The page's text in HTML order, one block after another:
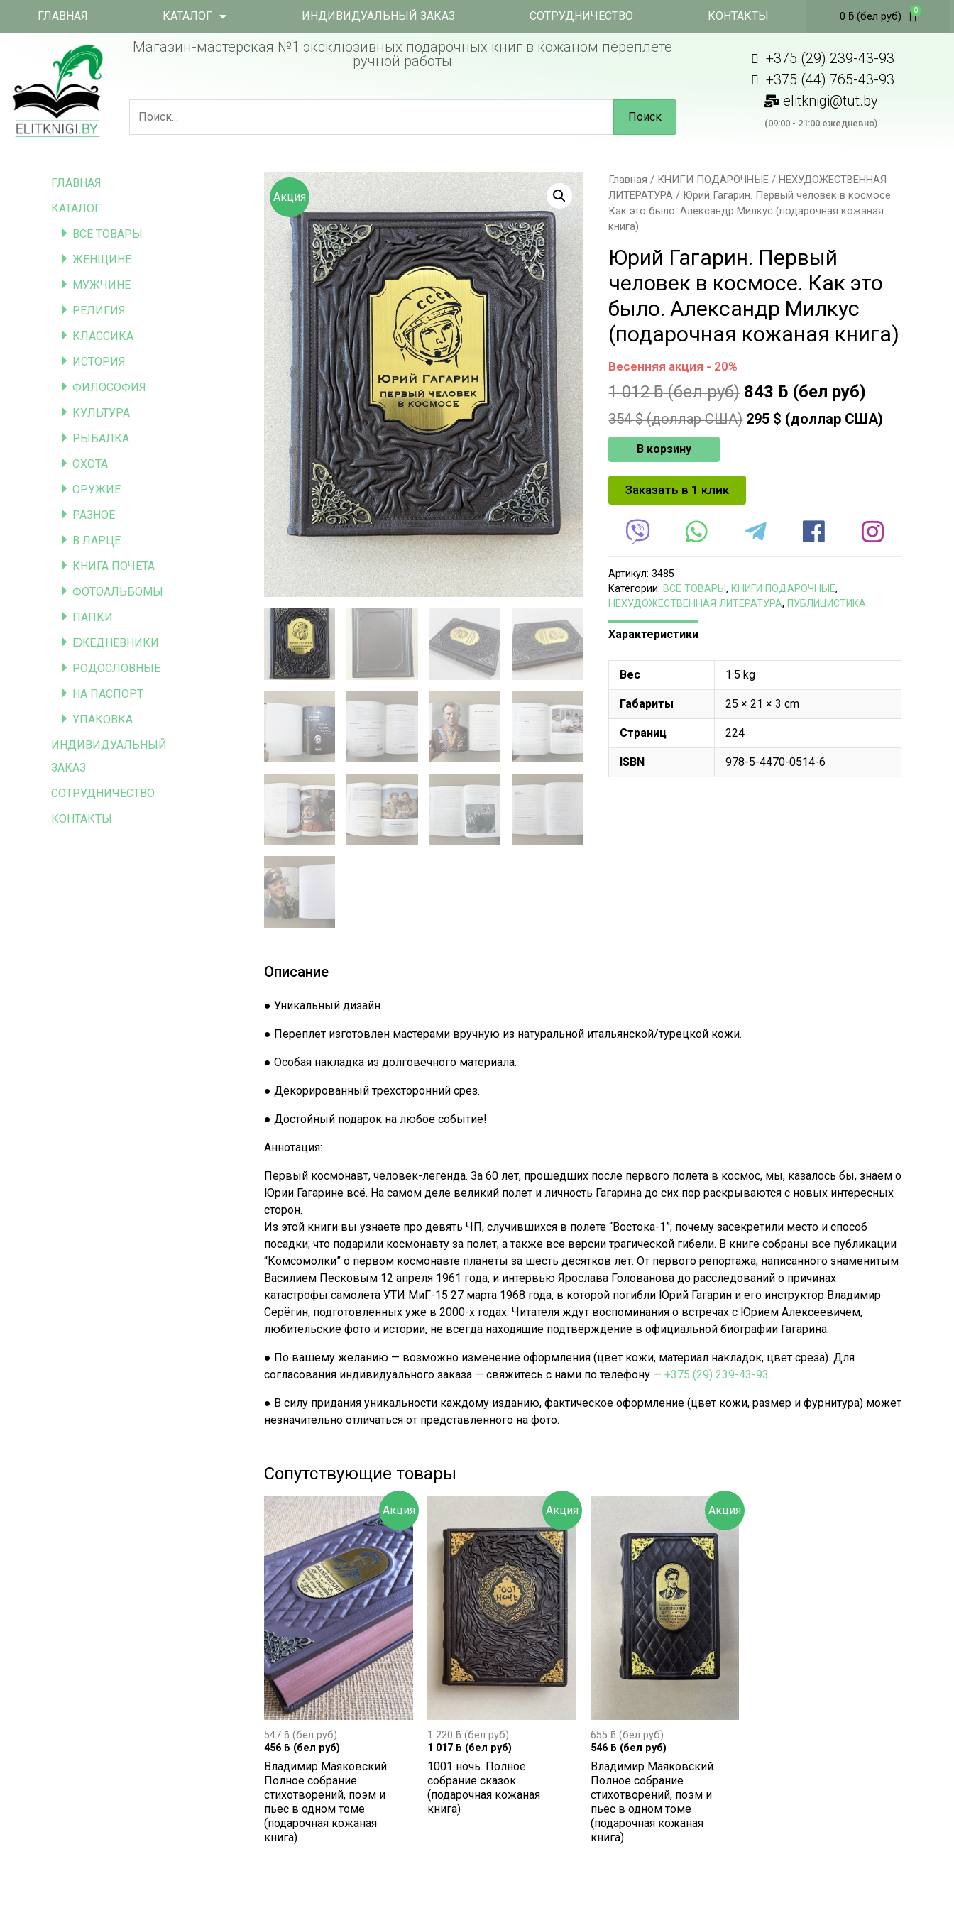
ГЛАВНАЯ КАТАЛОГ ИНДИВИДУАЛЬНЫЙ ЗАКАЗ СОТРУДНИЧЕСТВО КОНТАКТЫ 0 ƃ(бел руб)
Магазин-мастерская №1 эксклюзивных подарочных книг в кожаном переплете
ручной работы
Поиск
+375 (29) 239-43-93
+375 (44) 765-43-93
elitknigi@tut.by
(09:00 - 21:00 ежедневно)
ГЛАВНАЯ
КАТАЛОГ
ВСЕ ТОВАРЫ
ЖЕНЩИНЕ
МУЖЧИНЕ
РЕЛИГИЯ
КЛАССИКА
ИСТОРИЯ
ФИЛОСОФИЯ
КУЛЬТУРА
РЫБАЛКА
ОХОТА
ОРУЖИЕ
РАЗНОЕ
В ЛАРЦЕ
КНИГА ПОЧЕТА
ФОТОАЛЬБОМЫ
ПАПКИ
ЕЖЕДНЕВНИКИ
РОДОСЛОВНЫЕ
НА ПАСПОРТ
УПАКОВКА
ИНДИВИДУАЛЬНЫЙ
ЗАКАЗ
СОТРУДНИЧЕСТВО
КОНТАКТЫ
Акция
Главная / КНИГИ ПОДАРОЧНЫЕ /НЕХУДОЖЕСТВЕННАЯ
ЛИТЕРАТУРА / Юрий Гагарин. Первый человек в космосе.
Как это было. Александр Милкус (подарочная кожаная
книга)
Юрий Гагарин. Первый
человек в космосе. Как это
было. Александр Милкус
(подарочная кожаная книга)
Весенняя акция - 20%
1 012ƃ(бел руб) 843 ƃ (бел руб)
354$ (доллар США) 295 $ (доллар США)
В корзину
Заказать в 1 клик
Артикул:3485
Категории: ВСЕ ТОВАРЫ, КНИГИ ПОДАРОЧНЫЕ,
НЕХУДОЖЕСТВЕННАЯ ЛИТЕРАТУРА, ПУБЛИЦИСТИКА
Характеристики
Вес 1.5 kg
Габариты 25 × 21 × 3 cm
Страниц 224
ISBN 978-5-4470-0514-6
Описание
● Уникальный дизайн.
● Переплет изготовлен мастерами вручную из натуральной итальянской/турецкой кожи.
● Особая накладка из долговечного материала.
● Декорированный трехсторонний срез.
● Достойный подарок на любое событие!
Аннотация:
Первый космонавт, человек-легенда. За 60 лет, прошедших после первого полета в космос, мы, казалось бы, знаем о
Юрии Гагарине всё. На самом деле великий полет и личность Гагарина до сих пор раскрываются с новых интересных
сторон.
Из этой книги вы узнаете про девять ЧП, случившихся в полете “Востока-1”; почему засекретили место и способ
посадки; что подарили космонавту за полет, а также все версии трагической гибели. В книге собраны все публикации
“Комсомолки” о первом космонавте планеты за шесть десятков лет. От первого репортажа, написанного знаменитым
Василием Песковым 12 апреля 1961 года, и интервью Ярослава Голованова до расследований о причинах
катастрофы самолета УТИ МиГ-15 27 марта 1968 года, в которой погибли Юрий Гагарин и его инструктор Владимир
Серёгин, подготовленных уже в 2000-х годах. Читателя ждут воспоминания о встречах с Юрием Алексеевичем,
любительские фото и истории, не всегда находящие подтверждение в официальной биографии Гагарина.
● По вашему желанию — возможно изменение оформления (цвет кожи, материал накладок, цвет среза). Для
согласования индивидуального заказа — свяжитесь с нами по телефону — +375 (29) 239-43-93.
● В силу придания уникальности каждому изданию, фактическое оформление (цвет кожи, размер и фурнитура) может
незначительно отличаться от представленного на фото.
Сопутствующие товары
Акция
547ƃ(бел руб)
456 ƃ (бел руб)
Владимир Маяковский.
Полное собрание
стихотворений, поэм и
пьес в одном томе
(подарочная кожаная
книга)
Акция
1 220ƃ(бел руб)
1 017 ƃ (бел руб)
1001 ночь. Полное
собрание сказок
(подарочная кожаная
книга)
Акция
655ƃ(бел руб)
546 ƃ (бел руб)
Владимир Маяковский.
Полное собрание
стихотворений, поэм и
пьес в одном томе
(подарочная кожаная
книга)